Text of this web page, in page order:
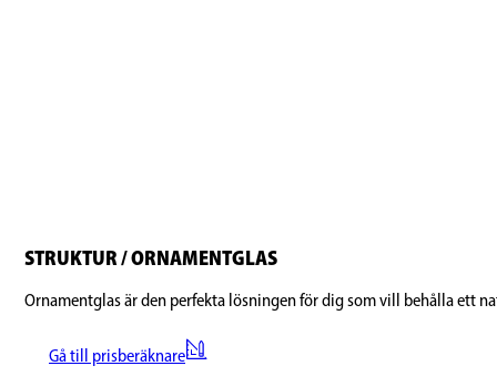
STRUKTUR / ORNAMENTGLAS
Ornamentglas är den perfekta lösningen för dig som vill behålla ett
Gå till prisberäknare